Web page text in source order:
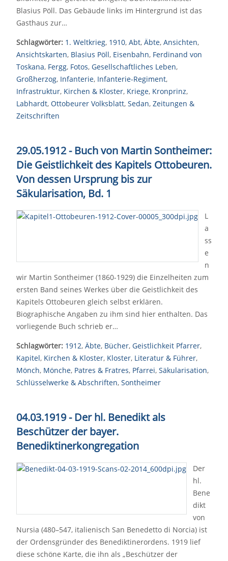
Blasius Pöll. Das Gebäude links im Hintergrund ist das
Gasthaus zur…
Schlagwörter: 1. Weltkrieg, 1910, Abt, Äbte, Ansichten,
Ansichtskarten, Blasius Pöll, Eisenbahn, Ferdinand von
Toskana, Fergg, Fotos, Gesellschaftliches Leben,
Großherzog, Infanterie, Infanterie-Regiment,
Infrastruktur, Kirchen & Kloster, Kriege, Kronprinz,
Labhardt, Ottobeurer Volksblatt, Sedan, Zeitungen &
Zeitschriften
29.05.1912 - Buch von Martin Sontheimer:
Die Geistlichkeit des Kapitels Ottobeuren.
Von dessen Ursprung bis zur
Säkularisation, Bd. 1
L
a
ss
e
n
wir Martin Sontheimer (1860-1929) die Einzelheiten zum
ersten Band seines Werkes über die Geistlichkeit des
Kapitels Ottobeuren gleich selbst erklären.
Biographische Angaben zu ihm sind hier enthalten. Das
vorliegende Buch schrieb er…
Schlagwörter: 1912, Äbte, Bücher, Geistlichkeit Pfarrer,
Kapitel, Kirchen & Kloster, Kloster, Literatur & Führer,
Mönch, Mönche, Patres & Fratres, Pfarrei, Säkularisation,
Schlüsselwerke & Abschriften, Sontheimer
04.03.1919 - Der hl. Benedikt als
Beschützer der bayer.
Benediktinerkongregation
Der
hl.
Bene
dikt
von
Nursia (480–547, italienisch San Benedetto di Norcia) ist
der Ordensgründer des Benediktinerordens. 1919 lief
diese schöne Karte, die ihn als „Beschützer der